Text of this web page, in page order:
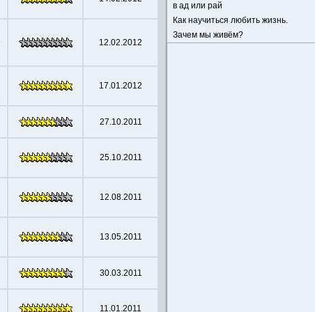
в ад или рай
Как научиться любить жизнь.
Зачем мы живём?
12.02.2012
17.01.2012
27.10.2011
25.10.2011
12.08.2011
13.05.2011
30.03.2011
11.01.2011